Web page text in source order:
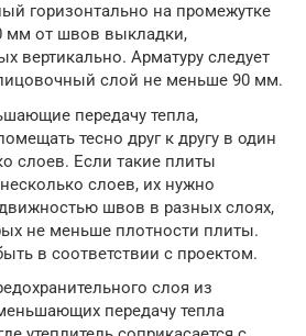
горизонтально на промежутке
мм от швов выкладки,
вертикально. Арматуру следует
слой не меньше 90 мм.
передачу тепла,
тесно друг к другу в один
слоев. Если такие плиты
слоев, их нужно
швов в разных слоях,
не меньше плотности плиты.
в соответствии с проектом.
слоя из
передачу тепла